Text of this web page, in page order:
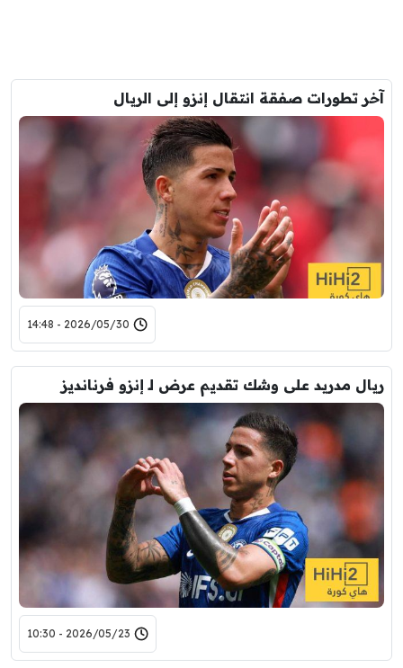
آخر تطورات صفقة انتقال إنزو إلى الريال
2026/05/30 - 14:48
ريال مدريد على وشك تقديم عرض لـ إنزو فرنانديز
2026/05/23 - 10:30